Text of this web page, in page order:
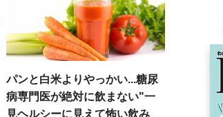
パンと白米よりやっかい...糖尿
病専門医が絶対に飲まない"一
見ヘルシーに見えて怖い飲み